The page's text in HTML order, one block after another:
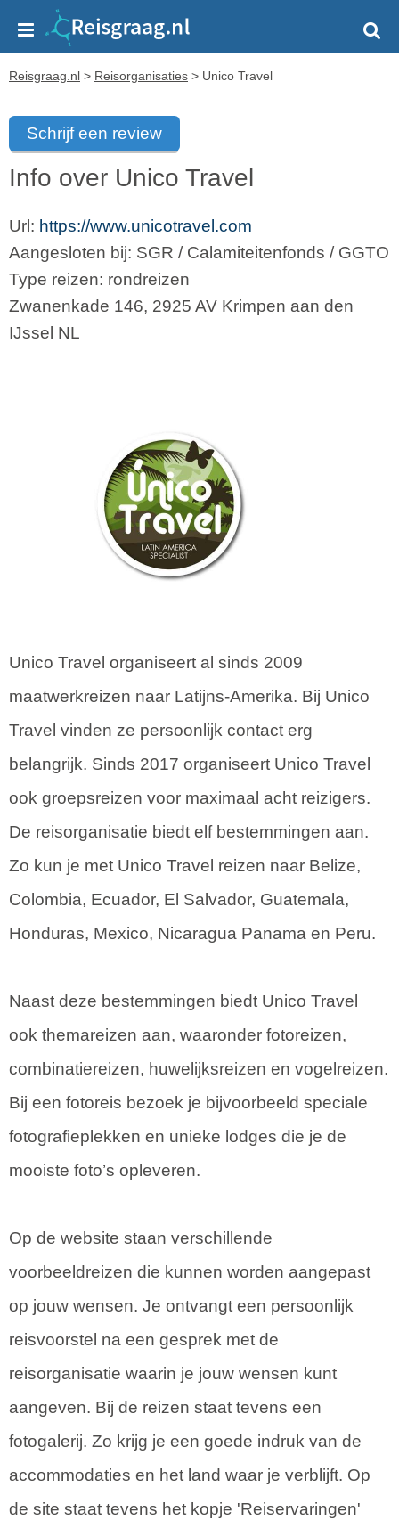
Reisgraag.nl > Reisorganisaties > Unico Travel
Schrijf een review
Info over Unico Travel
Url: https://www.unicotravel.com
Aangesloten bij: SGR / Calamiteitenfonds / GGTO
Type reizen: rondreizen
Zwanenkade 146, 2925 AV Krimpen aan den
IJssel NL
Unico Travel organiseert al sinds 2009
maatwerkreizen naar Latijns-Amerika. Bij Unico
Travel vinden ze persoonlijk contact erg
belangrijk. Sinds 2017 organiseert Unico Travel
ook groepsreizen voor maximaal acht reizigers.
De reisorganisatie biedt elf bestemmingen aan.
Zo kun je met Unico Travel reizen naar Belize,
Colombia, Ecuador, El Salvador, Guatemala,
Honduras, Mexico, Nicaragua Panama en Peru.
Naast deze bestemmingen biedt Unico Travel
ook themareizen aan, waaronder fotoreizen,
combinatiereizen, huwelijksreizen en vogelreizen.
Bij een fotoreis bezoek je bijvoorbeeld speciale
fotografieplekken en unieke lodges die je de
mooiste foto’s opleveren.
Op de website staan verschillende
voorbeeldreizen die kunnen worden aangepast
op jouw wensen. Je ontvangt een persoonlijk
reisvoorstel na een gesprek met de
reisorganisatie waarin je jouw wensen kunt
aangeven. Bij de reizen staat tevens een
fotogalerij. Zo krijg je een goede indruk van de
accommodaties en het land waar je verblijft. Op
de site staat tevens het kopje 'Reiservaringen'